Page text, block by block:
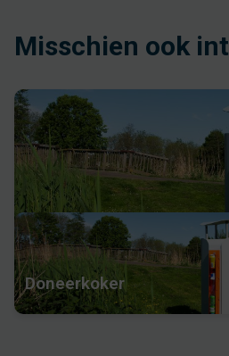
Misschien ook
Doneerkoker